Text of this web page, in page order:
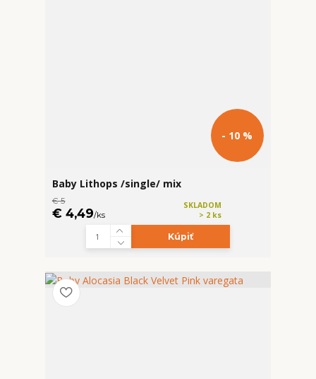
- 10 %
Baby Lithops /single/ mix
€ 5
€ 4,49/ks
SKLADOM
> 2 ks
Kúpiť